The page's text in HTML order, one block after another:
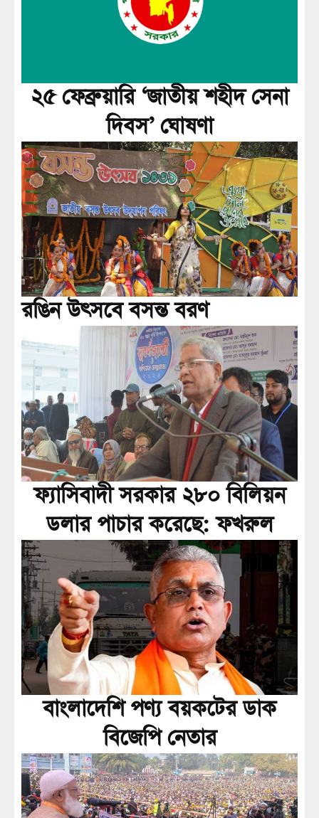
২৫ ফেব্রুয়ারি ‘জাতীয় শহীদ সেনা
দিবস’ ঘোষণা
রঙিন উৎসবে বসন্ত বরণ
ফ্যাসিবাদী সরকার ২৮০ বিলিয়ন
ডলার পাচার করেছে: ফখরুল
বাংলাদেশি পণ্য বয়কটের ডাক
বিজেপি নেতার